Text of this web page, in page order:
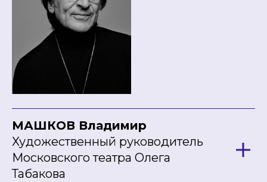
МАШКОВ Владимир
Художественный руководитель
Московского театра Олега
Табакова